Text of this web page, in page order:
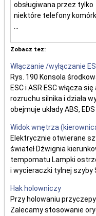
obsługiwana przez tylko
niektóre telefony
Zobacz tez:
Włączanie /wyłączanie
Rys. 190 Konsola
ESC i ASR ESC włącza
rozruchu silnika i działa
obejmuje układy ABS, EDS
Widok wnętrza
Elektrycznie otwierane
świateł Dźwignia
tempomatu Lampki
i wycieraczki tylnej szyby
Hak holowniczy
Przy holowaniu
Zalecamy stosowanie